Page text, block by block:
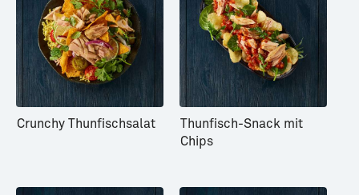
Crunchy Thunfischsalat
Thunfisch-Snack mit
Chips